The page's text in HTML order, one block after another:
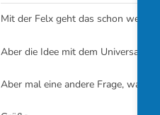
Mit der Felx geht das schon wenn
Aber die Idee mit dem
Aber mal eine andere Frage,